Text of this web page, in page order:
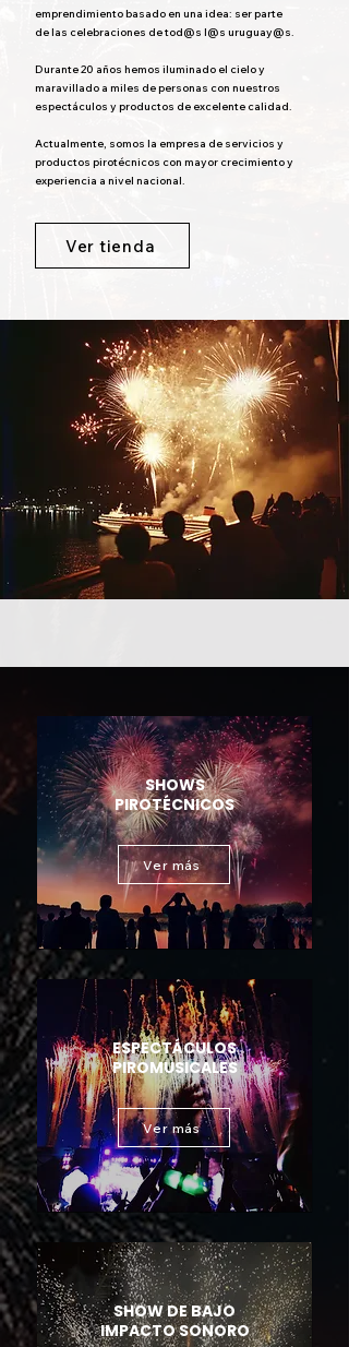
emprendimiento basado en una idea: ser parte
de las celebraciones de tod@s l@s uruguay@s.
Durante 20 años hemos iluminado el cielo y
maravillado a miles de personas con nuestros
espectáculos y productos de excelente calidad.
Actualmente, somos la empresa de servicios y
productos pirotécnicos con mayor crecimiento y
experiencia a nivel nacional.
Ver tienda
SHOWS
PIROTÉCNICOS
Ver más
ESPECTÁCULOS
PIROMUSICALES
Ver más
SHOW DE BAJO
IMPACTO SONORO